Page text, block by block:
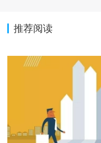
推荐阅读